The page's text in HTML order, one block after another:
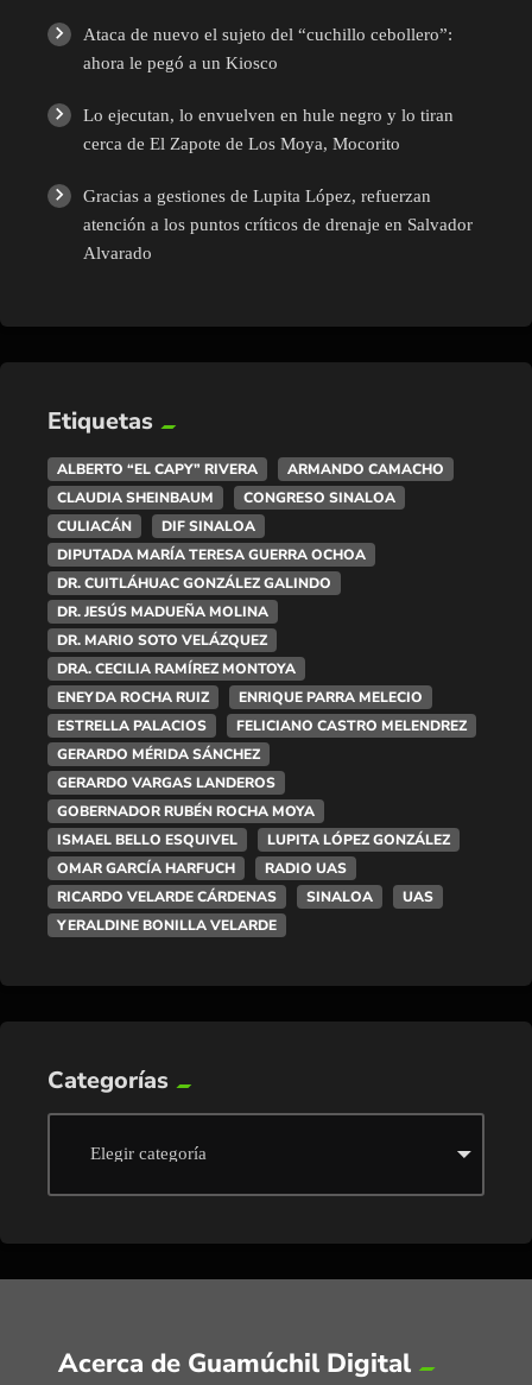
Ataca de nuevo el sujeto del “cuchillo cebollero”:
ahora le pegó a un Kiosco
Lo ejecutan, lo envuelven en hule negro y lo tiran
cerca de El Zapote de Los Moya, Mocorito
Gracias a gestiones de Lupita López, refuerzan
atención a los puntos críticos de drenaje en Salvador
Alvarado
Etiquetas
ALBERTO “EL CAPY” RIVERA
ARMANDO CAMACHO
CLAUDIA SHEINBAUM
CONGRESO SINALOA
CULIACÁN
DIF SINALOA
DIPUTADA MARÍA TERESA GUERRA OCHOA
DR. CUITLÁHUAC GONZÁLEZ GALINDO
DR. JESÚS MADUEÑA MOLINA
DR. MARIO SOTO VELÁZQUEZ
DRA. CECILIA RAMÍREZ MONTOYA
ENEYDA ROCHA RUIZ
ENRIQUE PARRA MELECIO
ESTRELLA PALACIOS
FELICIANO CASTRO MELENDREZ
GERARDO MÉRIDA SÁNCHEZ
GERARDO VARGAS LANDEROS
GOBERNADOR RUBÉN ROCHA MOYA
ISMAEL BELLO ESQUIVEL
LUPITA LÓPEZ GONZÁLEZ
OMAR GARCÍA HARFUCH
RADIO UAS
RICARDO VELARDE CÁRDENAS
SINALOA
UAS
YERALDINE BONILLA VELARDE
Categorías
Acerca de Guamúchil Digital